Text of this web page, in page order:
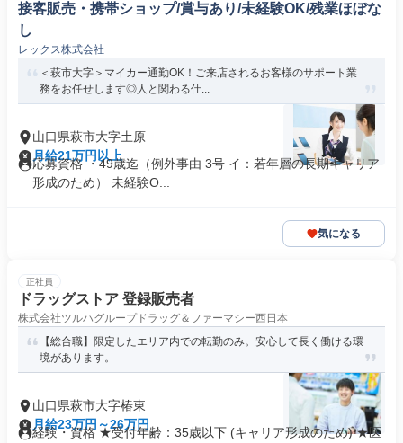
接客販売・携帯ショップ/賞与あり/未経験OK/残業ほぼな
し
レックス株式会社
＜萩市大字＞マイカー通勤OK！ご来店されるお客様のサポート業
務をお任せします◎人と関わる仕...
山口県萩市大字土原
月給21万円以上
応募資格 ・49歳迄（例外事由 3号 イ：若年層の長期キャリア
形成のため） 未経験O...
気になる
正社員
ドラッグストア 登録販売者
株式会社ツルハグループドラッグ＆ファーマシー西日本
【総合職】限定したエリア内での転勤のみ。安心して長く働ける環
境があります。
山口県萩市大字椿東
月給23万円～26万円
経験・資格 ★受付年齢：35歳以下 (キャリア形成のため) ★医